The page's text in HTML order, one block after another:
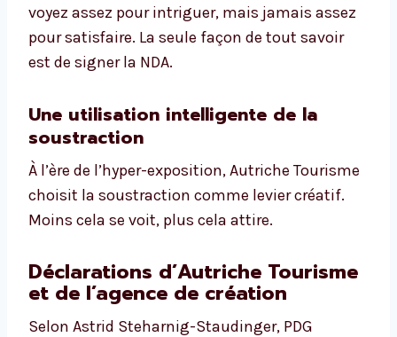
voyez assez pour intriguer, mais jamais assez
pour satisfaire. La seule façon de tout savoir
est de signer la NDA.
Une utilisation intelligente de la
soustraction
À l’ère de l’hyper-exposition, Autriche Tourisme
choisit la soustraction comme levier créatif.
Moins cela se voit, plus cela attire.
Déclarations d’Autriche Tourisme
et de l’agence de création
Selon Astrid Steharnig-Staudinger, PDG